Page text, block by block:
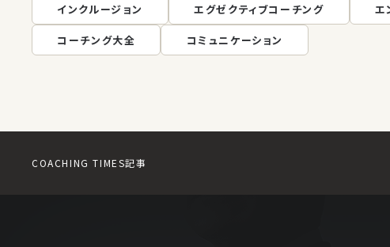
インクルージョン エグゼクティブコーチング エ
コーチング大全 コミュニケーション
COACHING TIMES記事